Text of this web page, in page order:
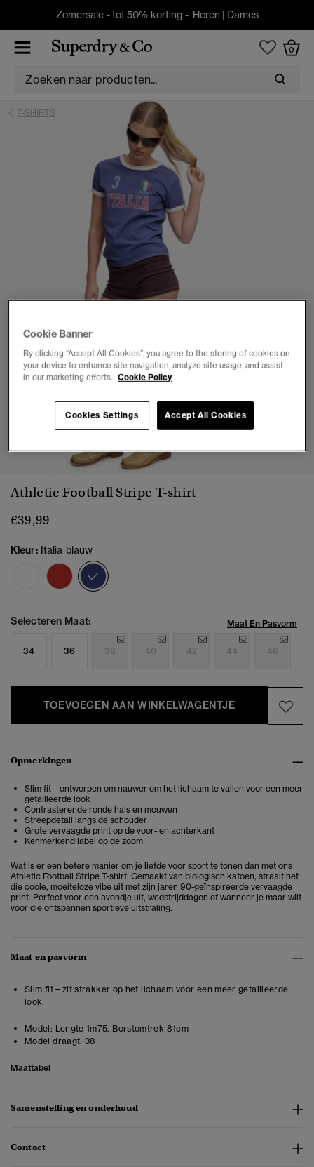
Zomersale - tot 50% korting - Heren | Dames
0
T-SHIRTS
1 2 3 4 5
Athletic Football Stripe T-shirt
€39,99
Kleur: Italia blauw
Selecteren Maat: Maat En Pasvorm
34 36 38 40 42 44 46
TOEVOEGEN AAN WINKELWAGENTJE
Opmerkingen
Slim fit – ontworpen om nauwer om het lichaam te vallen voor een meer
getailleerde look
Contrasterende ronde hals en mouwen
Streepdetail langs de schouder
Grote vervaagde print op de voor- en achterkant
Kenmerkend label op de zoom
Wat is er een betere manier om je liefde voor sport te tonen dan met ons
Athletic Football Stripe T-shirt. Gemaakt van biologisch katoen, straalt het
die coole, moeiteloze vibe uit met zijn jaren 90-geïnspireerde vervaagde
print. Perfect voor een avondje uit, wedstrijddagen of wanneer je maar wilt
voor die ontspannen sportieve uitstraling.
Maat en pasvorm
Slim fit – zit strakker op het lichaam voor een meer getailleerde
look.
Model: Lengte 1m75. Borstomtrek 81cm
Model draagt: 38
Maattabel
Samenstelling en onderhoud
Contact
Cookie Banner
By clicking “Accept All Cookies”, you agree to the storing of cookies on
your device to enhance site navigation, analyze site usage, and assist
in our marketing efforts. Cookie Policy
Cookies Settings Accept All Cookies